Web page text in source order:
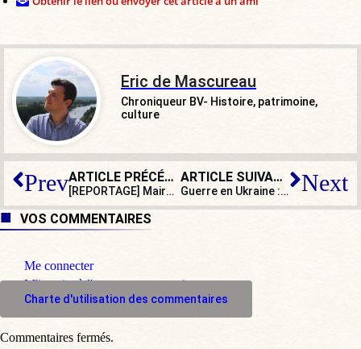
Eric de Mascureau
Chroniqueur BV- Histoire, patrimoine,
culture
Prev ARTICLE PRÉCÉDENT
[REPORTAGE] Maires pour le Bien commun : unir, soutenir et servir
ARTICLE SUIVANT
Guerre en Ukraine : désormais plus longue que la guerre de 14-18 Next
VOS COMMENTAIRES
Me connecter
M'inscrire à l'espace commentaire
Charte d'utilisation des commentaires
Commentaires fermés.